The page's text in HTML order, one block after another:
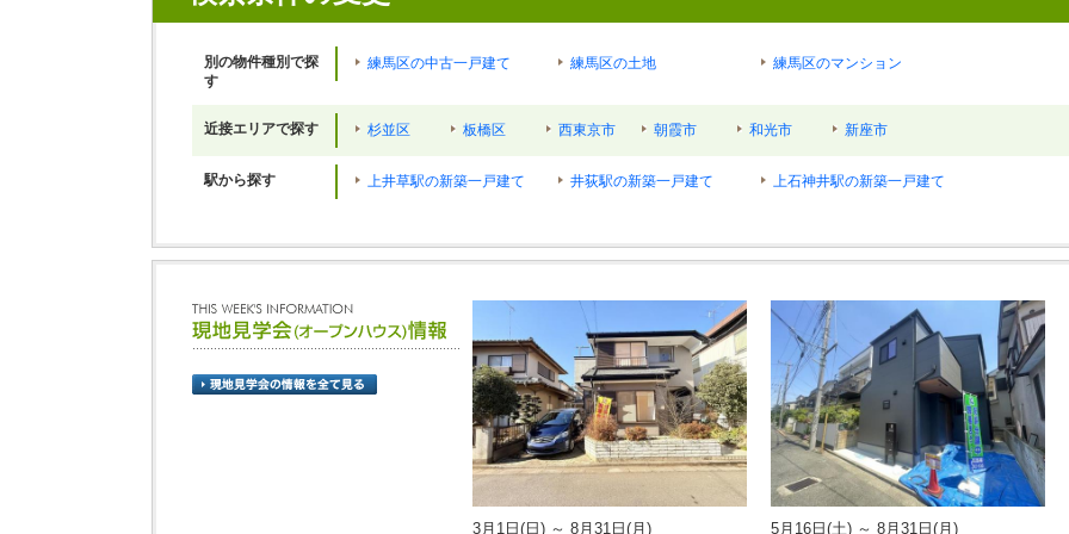
別の物件種別で探
す
練馬区の中古一戸建て 練馬区の土地 練馬区のマンション
近接エリアで探す 杉並区 板橋区 西東京市 朝霞市 和光市 新座市
駅から探す 上井草駅の新築一戸建て 井荻駅の新築一戸建て 上石神井駅の新築一戸建て
3月1日(日) ～ 8月31日(月) 5月16日(土) ～ 8月31日(月)